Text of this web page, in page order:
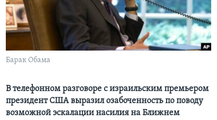
Learning English
Языки
Барак Обама
В телефонном разговоре с израильским премьером
президент США выразил озабоченность по поводу
возможной эскалации насилия на Ближнем